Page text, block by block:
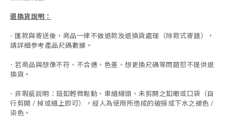
退換貨說明：
- 匯款與寄送後，商品一律不做退款及退換貨處理（除款式寄錯），
請詳細參考產品尺碼數據 。
- 若商品與想像不符、不合適、色差、想更換尺碼等問題恕不提供退
換貨。
- 非瑕疵說明：鈕釦輕微鬆動、車縫線頭、未剪開之釦眼或口袋（自
行剪開 / 掉或縫上即可），經人為使用所造成的破損或下水之褪色 /
染色。